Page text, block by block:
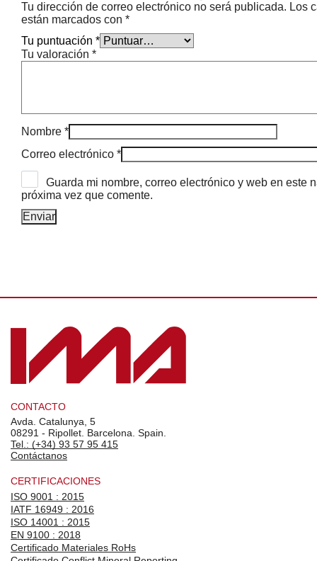
Tu dirección de correo electrónico no será publicada. Los
están marcados con *
Tu puntuación *
Tu valoración *
Nombre *
Correo electrónico *
Guarda mi nombre, correo electrónico y web en este
próxima vez que comente.
CONTACTO
Avda. Catalunya, 5
08291 - Ripollet. Barcelona. Spain.
Tel.: (+34) 93 57 95 415
Contáctanos
CERTIFICACIONES
ISO 9001 : 2015
IATF 16949 : 2016
ISO 14001 : 2015
EN 9100 : 2018
Certificado Materiales RoHs